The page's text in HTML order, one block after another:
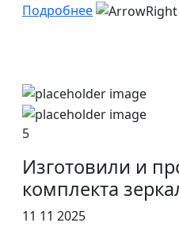
Подробнее
5
Изготовили и
комплекта
11 11 2025